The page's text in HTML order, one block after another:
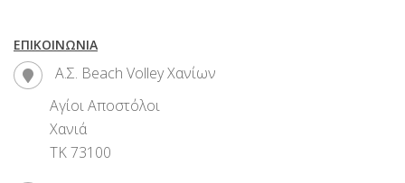
ΕΠΙΚΟΙΝΩΝΊΑ
Α.Σ. Beach Volley Χανίων
Αγίοι Αποστόλοι
Χανιά
ΤΚ 73100